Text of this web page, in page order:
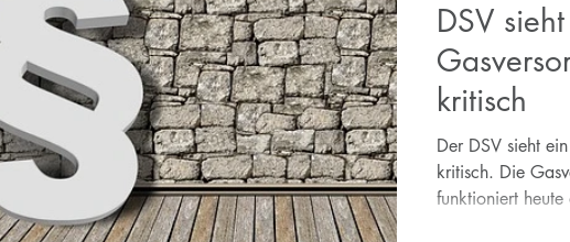
DSV sieht
kritisch
Der DSV sieht
kritisch. Die
funktioniert